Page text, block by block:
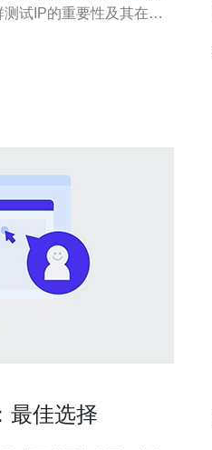
试IP的重要性及其在实
最佳选择